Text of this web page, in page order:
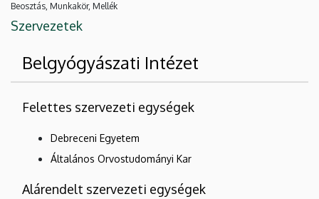
Beosztás, Munkakör, Mellék
Szervezetek
Belgyógyászati Intézet
Felettes szervezeti egységek
Debreceni Egyetem
Általános Orvostudományi Kar
Alárendelt szervezeti egységek